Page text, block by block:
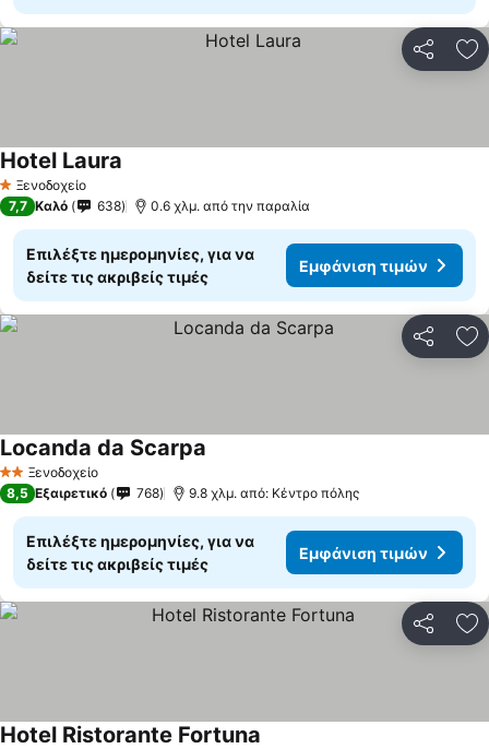
1 Αστέρια
Ξενοδοχείο
Hotel Laura
7,7 Καλό 638 0.6 χλμ. από την παραλία
Επιλέξτε ημερομηνίες, για να
δείτε τις ακριβείς τιμές
Εμφάνιση τιμών
2 ΑστέριαΞενοδοχείο
Locanda da Scarpa
8,5 Εξαιρετικό 768 9.8 χλμ. από: Κέντρο πόλης
Επιλέξτε ημερομηνίες, για να
δείτε τις ακριβείς τιμές
Εμφάνιση τιμών
Hotel Ristorante Fortuna